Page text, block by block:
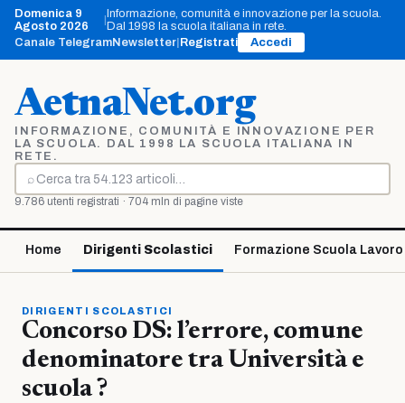
Vai
contenuto
Domenica 9
Agosto 2026
|Informazione, comunità e innovazione per la scuola.
Dal 1998 la scuola italiana in rete.
Canale TelegramNewsletter Registrati Accedi
AetnaNet.org
INFORMAZIONE, COMUNITÀ E INNOVAZIONE PER
LA SCUOLA. DAL 1998 LA SCUOLA ITALIANA IN
RETE.
⌕
Cerca
9.786 utenti registrati · 704 mln di pagine viste
Home Dirigenti Scolastici Formazione Scuola Lavoro
DIRIGENTI SCOLASTICI
Concorso DS: l’errore, comune
denominatore tra Università e
scuola ?